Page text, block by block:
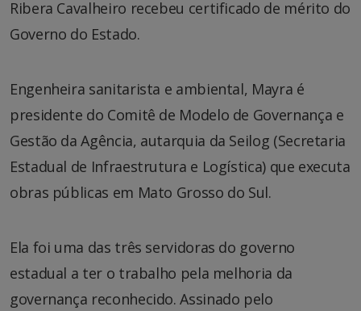
Ribera Cavalheiro recebeu certificado de mérito do
Governo do Estado.
Engenheira sanitarista e ambiental, Mayra é
presidente do Comitê de Modelo de Governança e
Gestão da Agência, autarquia da Seilog (Secretaria
Estadual de Infraestrutura e Logística) que executa
obras públicas em Mato Grosso do Sul.
Ela foi uma das três servidoras do governo
estadual a ter o trabalho pela melhoria da
governança reconhecido. Assinado pelo